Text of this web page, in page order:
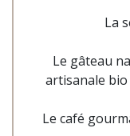
La
Le gâteau
artisanale bio
Le café